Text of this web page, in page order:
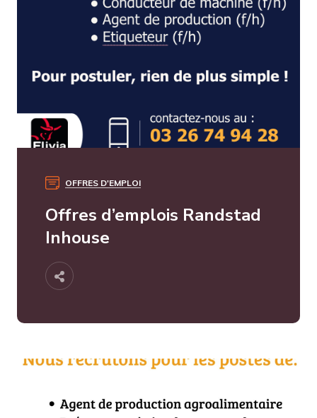
OFFRES D'EMPLOI
Offres d’emplois Randstad
Inhouse